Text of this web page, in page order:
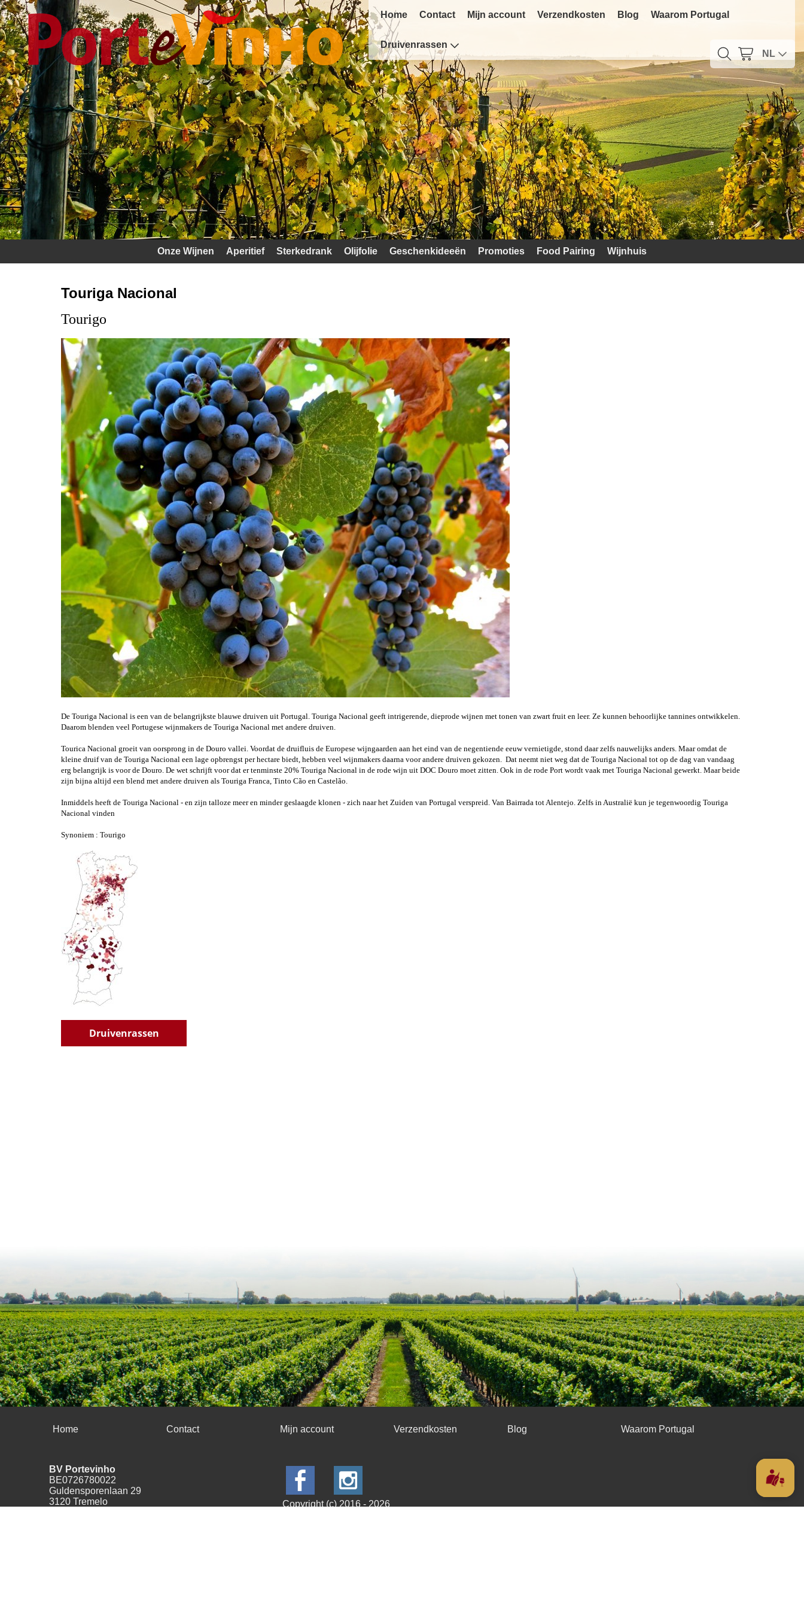
Home Contact Mijn account Verzendkosten Blog Waarom Portugal
Druivenrassen
NL
Onze Wijnen Aperitief Sterkedrank Olijfolie Geschenkideeën Promoties Food Pairing Wijnhuis
Touriga Nacional
Tourigo
De Touriga Nacional is een van de belangrijkste blauwe druiven uit Portugal. Touriga Nacional geeft intrigerende, dieprode wijnen met tonen van zwart fruit en leer. Ze kunnen behoorlijke tannines ontwikkelen.
Daarom blenden veel Portugese wijnmakers de Touriga Nacional met andere druiven.
Tourica Nacional groeit van oorsprong in de Douro vallei. Voordat de druifluis de Europese wijngaarden aan het eind van de negentiende eeuw vernietigde, stond daar zelfs nauwelijks anders. Maar omdat de
kleine druif van de Touriga Nacional een lage opbrengst per hectare biedt, hebben veel wijnmakers daarna voor andere druiven gekozen. Dat neemt niet weg dat de Touriga Nacional tot op de dag van vandaag
erg belangrijk is voor de Douro. De wet schrijft voor dat er tenminste 20% Touriga Nacional in de rode wijn uit DOC Douro moet zitten. Ook in de rode Port wordt vaak met Touriga Nacional gewerkt. Maar beide
zijn bijna altijd een blend met andere druiven als Touriga Franca, Tinto Cão en Castelão.
Inmiddels heeft de Touriga Nacional - en zijn talloze meer en minder geslaagde klonen - zich naar het Zuiden van Portugal verspreid. Van Bairrada tot Alentejo. Zelfs in Australië kun je tegenwoordig Touriga
Nacional vinden
Synoniem : Tourigo
Druivenrassen
Home Contact Mijn account Verzendkosten Blog Waarom Portugal
BV Portevinho
BE0726780022
Guldensporenlaan 29
3120 Tremelo
Copyright (c) 2016 - 2026